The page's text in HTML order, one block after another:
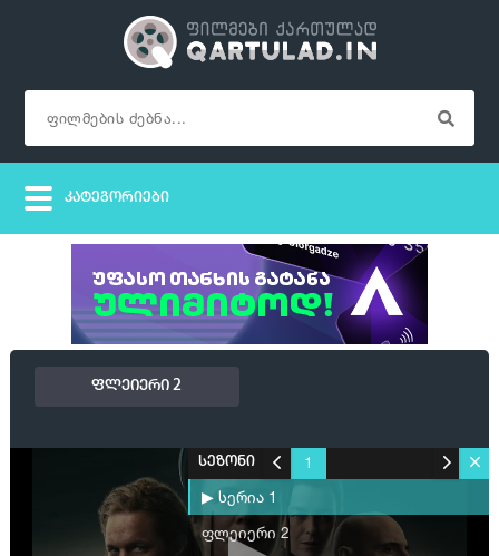
ფლეიერი 2
სეზონი
1
▶ სერია 1
ფლეიერი 2